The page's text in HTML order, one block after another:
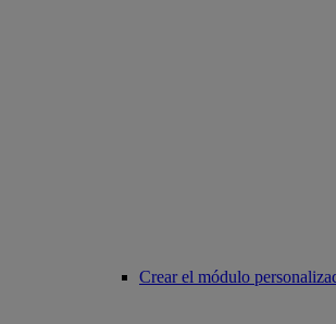
Crear el módulo